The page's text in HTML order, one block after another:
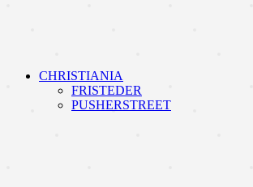
CHRISTIANIA
FRISTEDER
PUSHERSTREET